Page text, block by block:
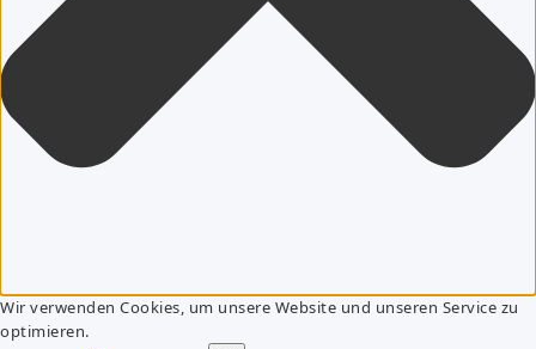
Wir verwenden Cookies, um unsere Website und unseren Service zu
optimieren.